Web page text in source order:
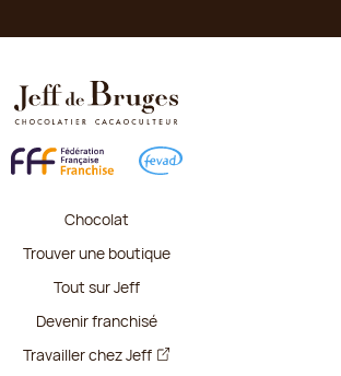
Chocolat
Trouver une boutique
Tout sur Jeff
Devenir franchisé
Travailler chez Jeff